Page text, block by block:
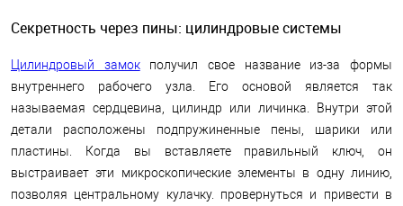
Секретность через пины: цилиндровые системы
Цилиндровый замокполучил свое название из-за формы
внутреннего рабочего узла. Его основой является так
называемая сердцевина, цилиндр или личинка. Внутри этой
детали расположены подпружиненные пены, шарики или
пластины. Когда вы вставляете правильный ключ, он
выстраивает эти микроскопические элементы в одну линию,
позволяя центральному кулачку. провернуться и привести в